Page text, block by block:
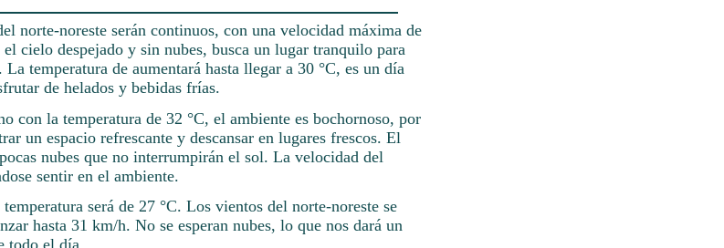
norte-noreste serán continuos, con una velocidad máxima de
cielo despejado y sin nubes, busca un lugar tranquilo para
temperatura de aumentará hasta llegar a 30 °C, es un día
de helados y bebidas frías.
con la temperatura de 32 °C, el ambiente es bochornoso, por
un espacio refrescante y descansar en lugares frescos. El
nubes que no interrumpirán el sol. La velocidad del
sentir en el ambiente.
será de 27 °C. Los vientos del norte-noreste se
hasta 31 km/h. No se esperan nubes, lo que nos dará un